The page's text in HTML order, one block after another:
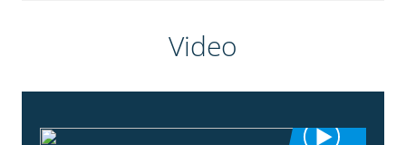
Video